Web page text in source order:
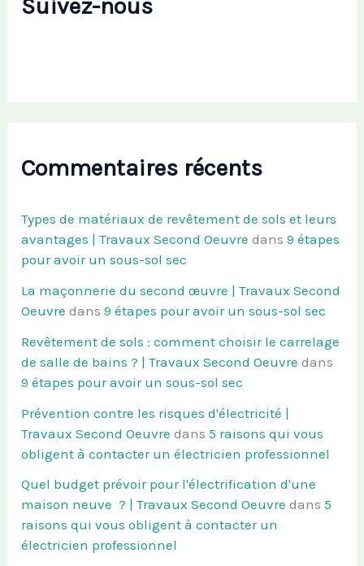
Suivez-nous
Commentaires récents
Types de matériaux de revêtement de sols et leurs
avantages | Travaux Second Oeuvre dans9 étapes
pour avoir un sous-sol sec
La maçonnerie du second œuvre | Travaux Second
Oeuvre dans9 étapes pour avoir un sous-sol sec
Revêtement de sols : comment choisir le carrelage
de salle de bains ? | Travaux Second Oeuvre dans
9 étapes pour avoir un sous-sol sec
Prévention contre les risques d'électricité |
Travaux Second Oeuvre dans5 raisons qui vous
obligent à contacter un électricien professionnel
Quel budget prévoir pour l'électrification d'une
maison neuve ? | Travaux Second Oeuvre dans5
raisons qui vous obligent à contacter un
électricien professionnel